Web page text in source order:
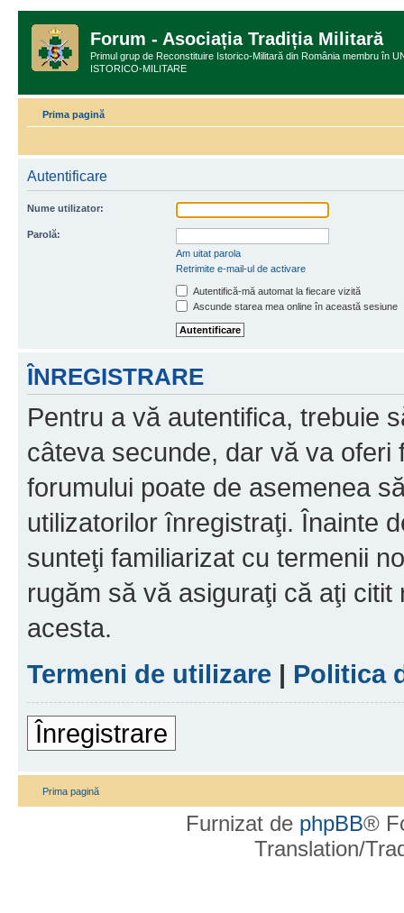
Forum - Asociația Tradiția Militară
Primul grup de Reconstituire Istorico-Militară din România membru în
ISTORICO-MILITARE
Prima pagină
Autentificare
Nume utilizator:
Parolă:
Am uitat parola
Retrimite e-mail-ul de activare
Autentifică-mă automat la fiecare vizită
Ascunde starea mea online în această sesiune
ÎNREGISTRARE
Pentru a vă autentifica, trebuie
câteva secunde, dar vă va oferi
forumului poate de asemenea
utilizatorilor înregistraţi. Înainte
sunteţi familiarizat cu termenii
rugăm să vă asiguraţi că aţi
acesta.
Termeni de utilizare | Politica
Înregistrare
Prima pagină
Furnizat de phpBB®
Translation/